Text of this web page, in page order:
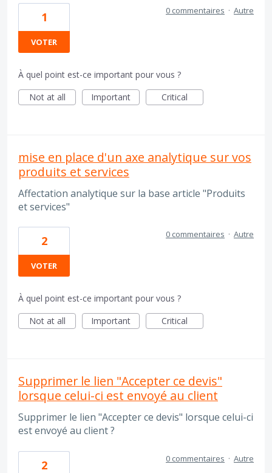
1
VOTER
0 commentaires · Autre
À quel point est-ce important pour vous ?
Not at all
Important Critical
mise en place d'un axe analytique sur vos
produits et services
Affectation analytique sur la base article "Produits
et services"
2
VOTER
0 commentaires · Autre
À quel point est-ce important pour vous ?
Not at all
Important Critical
Supprimer le lien "Accepter ce devis"
lorsque celui-ci est envoyé au client
Supprimer le lien "Accepter ce devis" lorsque celui-ci
est envoyé au client ?
2 0 commentaires · Autre